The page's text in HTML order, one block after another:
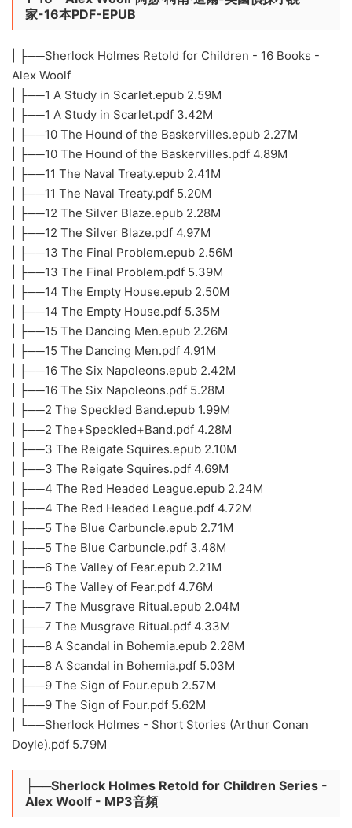
家-16本PDF-EPUB
| ├──Sherlock Holmes Retold for Children - 16 Books -
Alex Woolf
| ├──1 A Study in Scarlet.epub 2.59M
| ├──1 A Study in Scarlet.pdf 3.42M
| ├──10 The Hound of the Baskervilles.epub 2.27M
| ├──10 The Hound of the Baskervilles.pdf 4.89M
| ├──11 The Naval Treaty.epub 2.41M
| ├──11 The Naval Treaty.pdf 5.20M
| ├──12 The Silver Blaze.epub 2.28M
| ├──12 The Silver Blaze.pdf 4.97M
| ├──13 The Final Problem.epub 2.56M
| ├──13 The Final Problem.pdf 5.39M
| ├──14 The Empty House.epub 2.50M
| ├──14 The Empty House.pdf 5.35M
| ├──15 The Dancing Men.epub 2.26M
| ├──15 The Dancing Men.pdf 4.91M
| ├──16 The Six Napoleons.epub 2.42M
| ├──16 The Six Napoleons.pdf 5.28M
| ├──2 The Speckled Band.epub 1.99M
| ├──2 The+Speckled+Band.pdf 4.28M
| ├──3 The Reigate Squires.epub 2.10M
| ├──3 The Reigate Squires.pdf 4.69M
| ├──4 The Red Headed League.epub 2.24M
| ├──4 The Red Headed League.pdf 4.72M
| ├──5 The Blue Carbuncle.epub 2.71M
| ├──5 The Blue Carbuncle.pdf 3.48M
| ├──6 The Valley of Fear.epub 2.21M
| ├──6 The Valley of Fear.pdf 4.76M
| ├──7 The Musgrave Ritual.epub 2.04M
| ├──7 The Musgrave Ritual.pdf 4.33M
| ├──8 A Scandal in Bohemia.epub 2.28M
| ├──8 A Scandal in Bohemia.pdf 5.03M
| ├──9 The Sign of Four.epub 2.57M
| ├──9 The Sign of Four.pdf 5.62M
| └──Sherlock Holmes - Short Stories (Arthur Conan
Doyle).pdf 5.79M
├──Sherlock Holmes Retold for Children Series -
Alex Woolf - MP3音頻